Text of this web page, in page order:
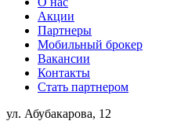
Акции
Партнеры
Мобильный брокер
Вакансии
Контакты
Стать партнером
ул. Абубакарова, 12